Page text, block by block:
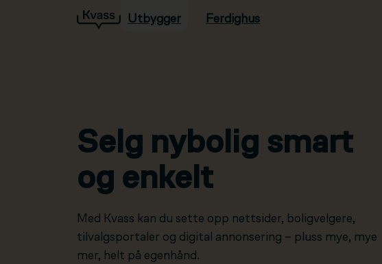
Hopp til hovedinnholdUtbygger Ferdighus
Selg nybolig smart
og enkelt
Med Kvass kan du sette opp nettsider, boligvelgere,
tilvalgsportaler og digital annonsering – pluss mye, mye
mer, helt på egenhånd.